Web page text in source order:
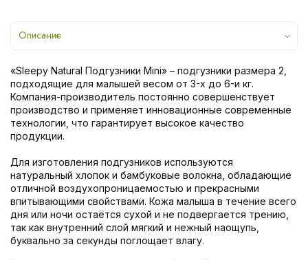
Описание
«Sleepy Natural Подгузники Mini» – подгузники размера 2,
подходящие для малышей весом от 3-х до 6-и кг.
Компания-производитель постоянно совершенствует
производство и применяет инновационные современные
технологии, что гарантирует высокое качество
продукции.
Для изготовления подгузников используются
натуральный хлопок и бамбуковые волокна, обладающие
отличной воздухопроницаемостью и прекрасными
впитывающими свойствами. Кожа малыша в течение всего
дня или ночи остаётся сухой и не подвергается трению,
так как внутренний слой мягкий и нежный наощупь,
буквально за секунды поглощает влагу.